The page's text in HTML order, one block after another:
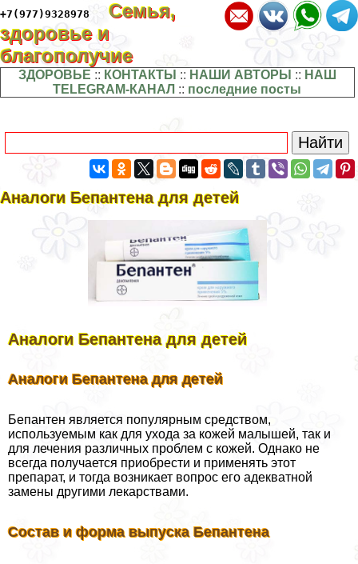
+7(977)9328978
Семья,
здоровье и
благополучие
ЗДОРОВЬЕ :: КОНТАКТЫ :: НАШИ АВТОРЫ :: НАШ
TELEGRAM-КАНАЛ :: последние посты
Аналоги Бепантена для детей
Аналоги Бепантена для детей
Аналоги Бепантена для детей
Бепантен является популярным средством,
используемым как для ухода за кожей малышей, так и
для лечения различных проблем с кожей. Однако не
всегда получается приобрести и применять этот
препарат, и тогда возникает вопрос его адекватной
замены другими лекарствами.
Состав и форма выпуска Бепантена